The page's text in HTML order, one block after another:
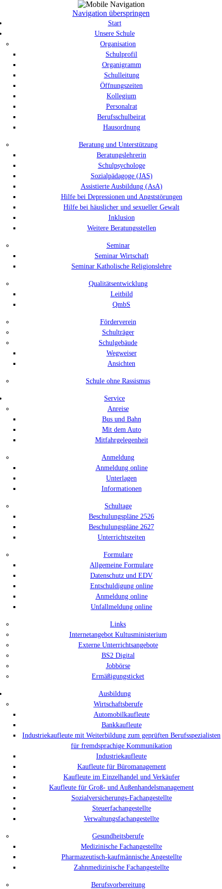
Navigation überspringen
Start
Unsere Schule
Organisation
Schulprofil
Organigramm
Schulleitung
Öffnungszeiten
Kollegium
Personalrat
Berufsschulbeirat
Hausordnung
Beratung und Unterstützung
Beratungslehrerin
Schulpsychologe
Sozialpädagoge (JAS)
Assistierte Ausbildung (AsA)
Hilfe bei Depressionen und Angststörungen
Hilfe bei häuslicher und sexueller Gewalt
Inklusion
Weitere Beratungsstellen
Seminar
Seminar Wirtschaft
Seminar Katholische Religionslehre
Qualitätsentwicklung
Leitbild
QmbS
Förderverein
Schulträger
Schulgebäude
Wegweiser
Ansichten
Schule ohne Rassismus
Service
Anreise
Bus und Bahn
Mit dem Auto
Mitfahrgelegenheit
Anmeldung
Anmeldung online
Unterlagen
Informationen
Schultage
Beschulungspläne 2526
Beschulungspläne 2627
Unterrichtszeiten
Formulare
Allgemeine Formulare
Datenschutz und EDV
Entschuldigung online
Anmeldung online
Unfallmeldung online
Links
Internetangebot Kultusministerium
Externe Unterrichtsangebote
BS2 Digital
Jobbörse
Ermäßigungsticket
Ausbildung
Wirtschaftsberufe
Automobilkaufleute
Bankkaufleute
Industriekaufleute mit Weiterbildung zum geprüften Berufsspezialisten
für fremdsprachige Kommunikation
Industriekaufleute
Kaufleute für Büromanagement
Kaufleute im Einzelhandel und Verkäufer
Kaufleute für Groß- und Außenhandelsmanagement
Sozialversicherungs-Fachangestellte
Steuerfachangestellte
Verwaltungsfachangestellte
Gesundheitsberufe
Medizinische Fachangestellte
Pharmazeutisch-kaufmännische Angestellte
Zahnmedizinische Fachangestellte
Berufsvorbereitung